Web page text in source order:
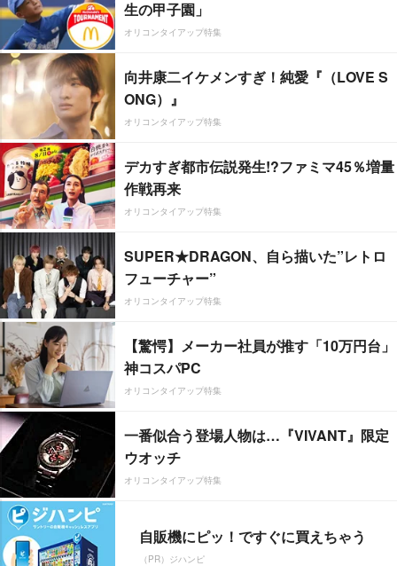
生の甲子園」
オリコンタイアップ特集
向井康二イケメンすぎ！純愛『（LOVE S
ONG）』
オリコンタイアップ特集
デカすぎ都市伝説発生!?ファミマ45％増量
作戦再来
オリコンタイアップ特集
SUPER★DRAGON、自ら描いた”レトロ
フューチャー”
オリコンタイアップ特集
【驚愕】メーカー社員が推す「10万円台」
神コスパPC
オリコンタイアップ特集
一番似合う登場人物は…『VIVANT』限定
ウオッチ
オリコンタイアップ特集
自販機にピッ！ですぐに買えちゃう
（PR）ジハンピ